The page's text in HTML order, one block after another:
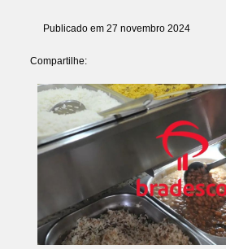
Publicado em 27 novembro 2024
Compartilhe: